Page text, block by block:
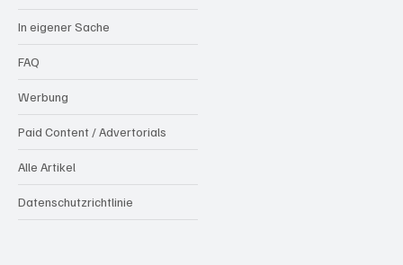
In eigener Sache
FAQ
Werbung
Paid Content / Advertorials
Alle Artikel
Datenschutzrichtlinie